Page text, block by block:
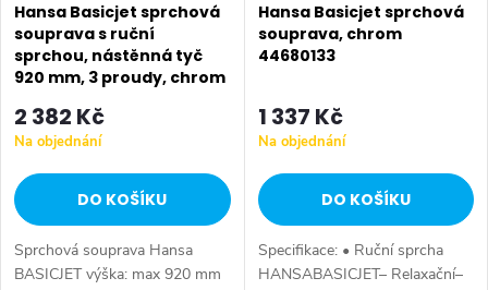
Hansa Basicjet sprchová
souprava s ruční
sprchou, nástěnná tyč
920 mm, 3 proudy, chrom
2 382 Kč
Na objednání
DO KOŠÍKU
Sprchová souprava Hansa
BASICJET výška: max 920 mm
Hansa Basicjet sprchová
souprava, chrom
44680133
1 337 Kč
Na objednání
DO KOŠÍKU
Specifikace: • Ruční sprcha
HANSABASICJET– Relaxační–